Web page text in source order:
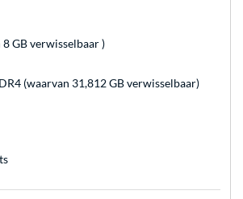
8 GB verwisselbaar )
(waarvan 31,812 GB verwisselbaar)